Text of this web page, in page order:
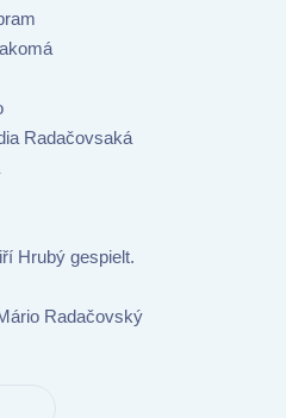
Radačovsaká
Hrubý gespielt.
Radačovský